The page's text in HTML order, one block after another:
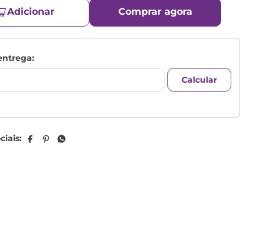
Adicionar Comprar agora